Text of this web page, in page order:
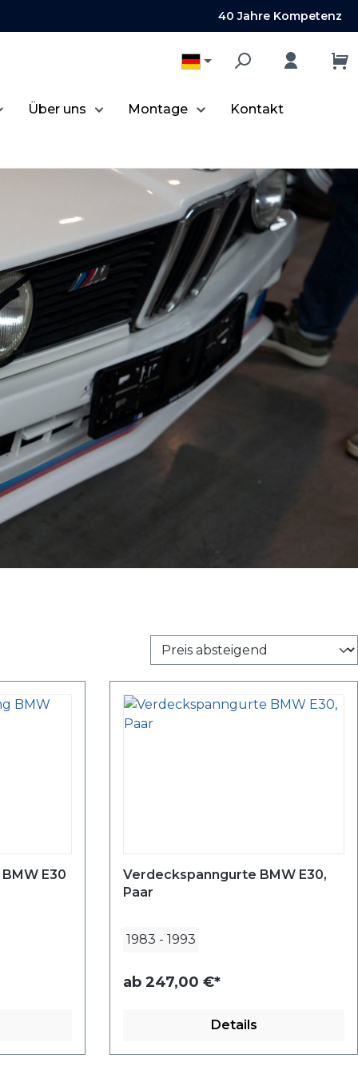
40 Jahre Kompetenz
Über uns Montage Kontakt
E30
Verdeckspanngurte BMW E30,
Paar
1983 - 1993
ab 247,00 €*
Details